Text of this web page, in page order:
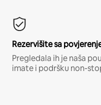
Rezervišite sa
Pregledala ih je naša
imate i podršku non-